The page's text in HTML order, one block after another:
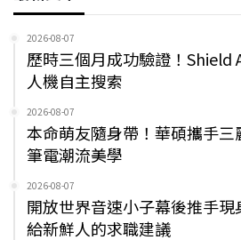
2026-08-07
歷時三個月成功驗證！Shield
人機自主搜索
2026-08-07
本命萌友隨身帶！華碩攜手三
筆電潮流美學
2026-08-07
開放世界音速小子幕後推手現
給新鮮人的求職建議